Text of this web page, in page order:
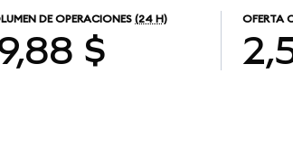
DE OPERACIONES (24 H)
$
OFERTA